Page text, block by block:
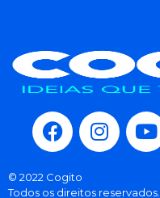
© 2022 Cogito
Todos os direitos reservados.